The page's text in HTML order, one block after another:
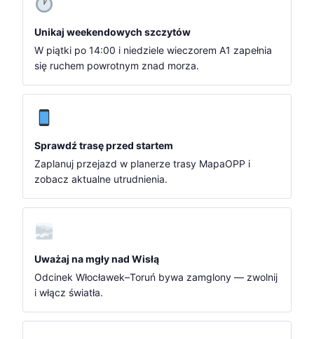
Unikaj weekendowych szczytów
W piątki po 14:00 i niedziele wieczorem A1 zapełnia
się ruchem powrotnym znad morza.
Sprawdź trasę przed startem
Zaplanuj przejazd w planerze trasy MapaOPP i
zobacz aktualne utrudnienia.
Uważaj na mgły nad Wisłą
Odcinek Włocławek–Toruń bywa zamglony — zwolnij
i włącz światła.